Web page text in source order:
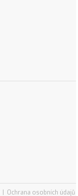
Ochrana osobních údajů